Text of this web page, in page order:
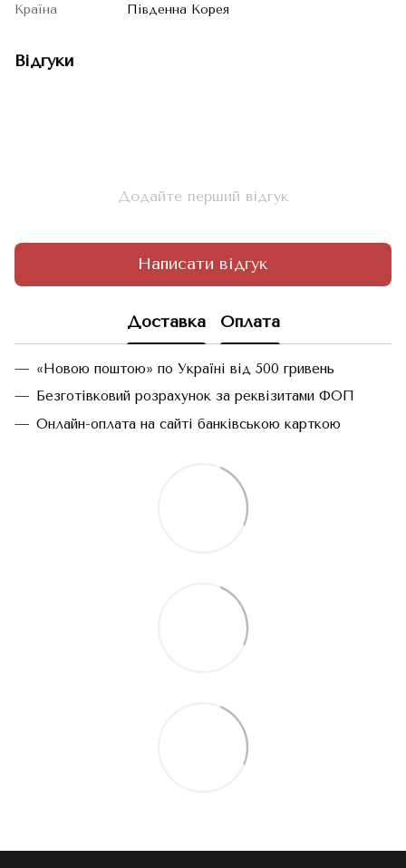
Країна
Південна Корея
Відгуки
Додайте перший відгук
Написати відгук
Доставка Оплата
«Новою поштою» по Україні від 500 гривень
Безготівковий розрахунок за реквізитами ФОП
Онлайн-оплата на сайті банківською карткою